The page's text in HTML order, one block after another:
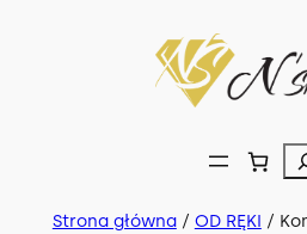
Strona główna/ OD RĘKI /